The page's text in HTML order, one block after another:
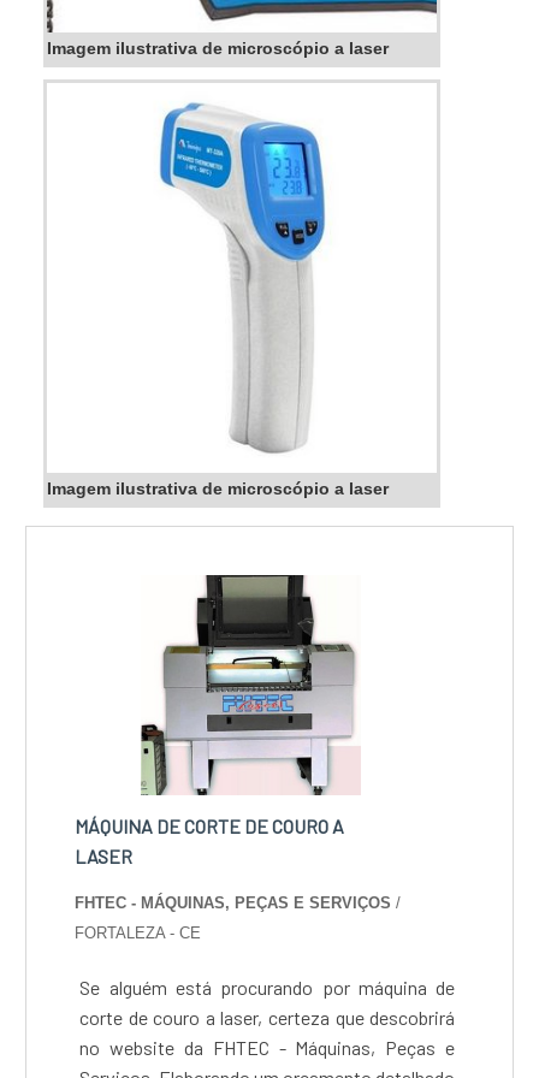
Imagem ilustrativa de microscópio a laser
Imagem ilustrativa de microscópio a laser
MÁQUINA DE CORTE DE COURO A
LASER
FHTEC - MÁQUINAS, PEÇAS E SERVIÇOS /
FORTALEZA - CE
Se alguém está procurando por máquina de
corte de couro a laser, certeza que descobrirá
no website da FHTEC - Máquinas, Peças e